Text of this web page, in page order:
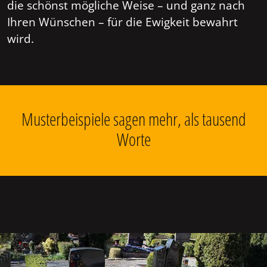
die schönst mögliche Weise – und ganz nach
Ihren Wünschen – für die Ewigkeit bewahrt
wird.
Musterbeispiele sagen mehr, als tausend
Worte